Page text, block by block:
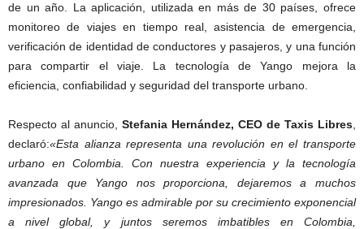
de un año. La aplicación, utilizada en más de 30 países, ofrece
monitoreo de viajes en tiempo real, asistencia de emergencia,
verificación de identidad de conductores y pasajeros, y una función
para compartir el viaje. La tecnología de Yango mejora la
eficiencia, confiabilidad y seguridad del transporte urbano.
Respecto al anuncio, Stefania Hernández, CEO de Taxis Libres
declaró:«Esta alianza representa una revolución en el transporte
urbano en Colombia. Con nuestra experiencia y la tecnología
avanzada que Yango nos proporciona, dejaremos a muchos
impresionados. Yango es admirable por su crecimiento exponencial
a nivel global, y juntos seremos imbatibles en Colombia,